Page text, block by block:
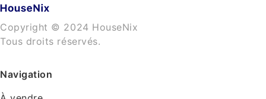
Copyright © 2024 HouseNix
Tous droits réservés.
Navigation